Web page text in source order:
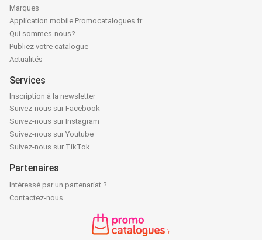
Marques
Application mobile Promocatalogues.fr
Qui sommes-nous?
Publiez votre catalogue
Actualités
Services
Inscription à la newsletter
Suivez-nous sur Facebook
Suivez-nous sur Instagram
Suivez-nous sur Youtube
Suivez-nous sur TikTok
Partenaires
Intéressé par un partenariat ?
Contactez-nous